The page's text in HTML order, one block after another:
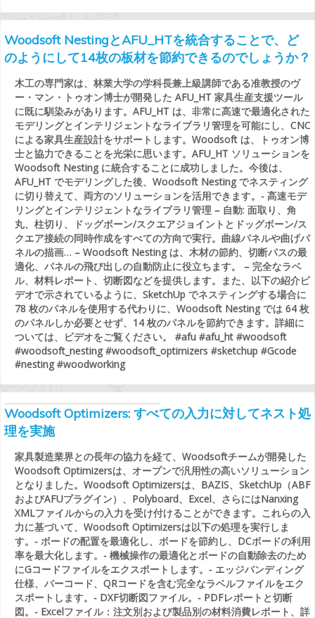
Woodsoft NestingとAFU_HTを統合することで、ど
のようにして14枚の板材を節約できるのでしょうか？
木工の専門家は、林業大学の学科長兼上級講師である准教授のヴ
ー・マン・トゥオン博士が開発した AFU_HT 家具生産支援ツール
に既に馴染みがあります。AFU_HT は、非常に高速で最適化された
モデリングとインテリジェントなライブラリ管理を可能にし、CNC
による家具生産設計をサポートします。Woodsoft は、トゥオン博
士と協力できることを光栄に思います。AFU_HT ソリューションを
Woodsoft Nesting に統合することに成功しました。今後は、
AFU_HT でモデリングした後、Woodsoft Nesting でネスティング
に切り替えて、両方のソリューションを活用できます。- 高速モデ
リングとインテリジェントなライブラリ管理 – 自動: 面取り、角
丸、柱切り、ドッグボーン/スクエアジョイントとドッグボーン/ス
クエア接続の同時作成をすべての方向で実行。曲線パネルや曲げパ
ネルの描画… – Woodsoft Nesting は、木材の節約、切断パスの最
適化、パネルの飛び出しの自動防止に役立ちます。 – 完全なラベ
ル、材料レポート、切断図などを提供します。また、以下の紹介ビ
デオで示されているように、SketchUp でネスティングする場合に
78 枚のパネルを使用する代わりに、Woodsoft Nesting では 64 枚
のパネルしか必要とせず、14 枚のパネルを節約できます。詳細に
ついては、ビデオをご覧ください。 #afu #afu_ht #woodsoft
#woodsoft_nesting #woodsoft_optimizers #sketchup #Gcode
#nesting #woodworking
Woodsoft Optimizers: すべての入力に対してネスト処
理を実施
家具製造業界との長年の協力を経て、Woodsoftチームが開発した
Woodsoft Optimizersは、オープンで汎用性の高いソリューション
となりました。Woodsoft Optimizersは、BAZIS、SketchUp（ABF
およびAFUプラグイン）、Polyboard、Excel、さらにはNanxing
XMLファイルからの入力を受け付けることができます。これらの入
力に基づいて、Woodsoft Optimizersは以下の処理を実行しま
す。- ボードの配置を最適化し、ボードを節約し、DCボードの利用
率を最大化します。- 機械操作の最適化とボードの自動除去のため
にGコードファイルをエクスポートします。- エッジバンディング
仕様、バーコード、QRコードを含む完全なラベルファイルをエク
スポートします。- DXF切断図ファイル。- PDFレポートと切断
図。- Excelファイル：注文別および製品別の材料消費レポート、詳